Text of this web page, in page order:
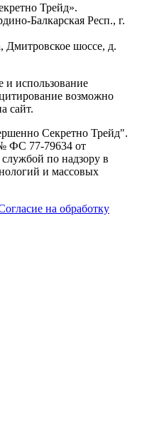
Трейд».
Балкарская Респ., г.
Дмитровское шоссе, д.
использование
возможно
сайт.
Секретно Трейд".
ФС 77-79634 от
по надзору в
и массовых
на обработку